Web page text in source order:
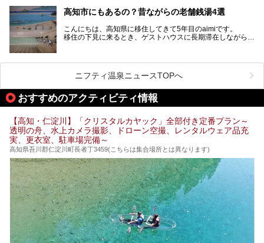
が見れる場所。
帰り温泉（お風呂）がありません。
中でもライターおすすめの３つの温泉をご紹介します。
などが問題なければ、温泉に入ってから向かうことをオスス
メします。
なぜなら最寄り温泉でも車で４０分、山を降りていかねばな
りませんからね…！！
もしくは、翌日キャンプ帰りに立ち寄るのもおすすめです。
それでは見ていきましょう。
高知市にもあるの？昔ながらの老舗銭湯4選
こんにちは、高知県に移住してきて5年目のaimiです。
移住の下見に来るとき、ゲストハウスに長期滞在しながら観
高知市というと、高知県の人口の半分が集まっているにぎや
かなイメージがある方も多いかと思いますが、昔ながらの老
舗銭湯がけっこうな数あるのですよ。
規模は小さいながら、元気に営業中なので観光がてら訪問し
てみてはいかがでしょう？
Kですよ♪
それではチェックしてきましょう♪
ニフティ温泉ニュースTOPへ
おすすめのアクティビティ情報
【高知・仁淀川】「クリスタルカヤック」全部付き定番プラン～
透明の舟、水上カメラ撮影、ドローン空撮、レンタルウェア品充
実、更衣室、駐車場完備～
高知県吾川郡仁淀川町長者丁3459(こちらは集合場所とは異なります)